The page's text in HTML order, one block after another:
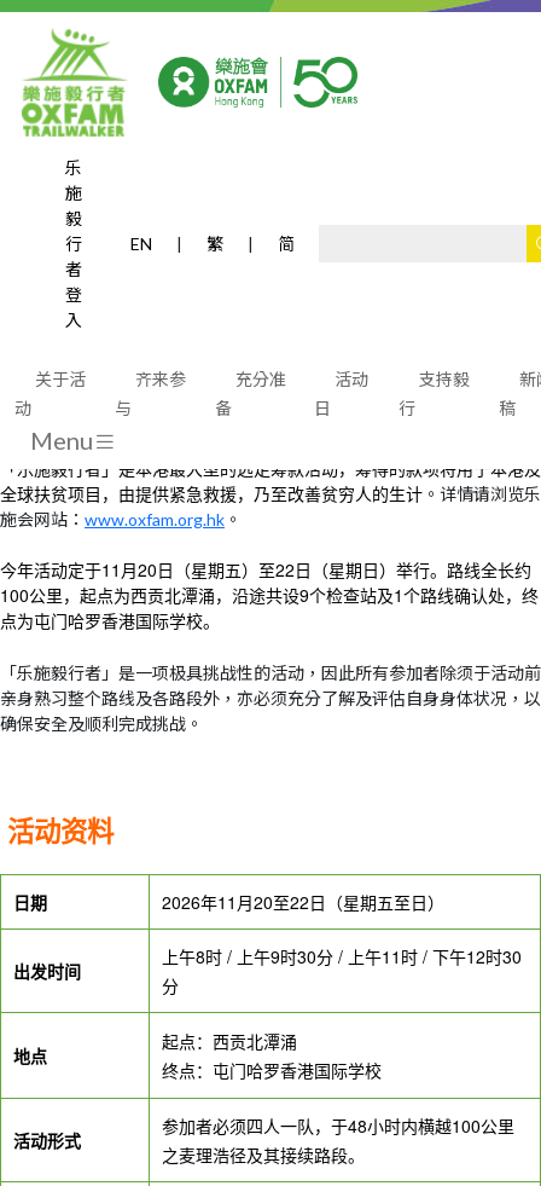
乐
施
毅
行
者
登
入
EN | 繁 | 简
关于活
动
齐来参
与
充分准
备
活动
日
支持毅
行
新
稿
Menu
活动资​​​​料 (100公
里)
「乐施毅行者」是本港最大型的远足筹款活动，筹得的款项将用于本港及
全球扶贫项目，由提供紧急救援， 乃至改善贫穷人的生计 。详情请浏览乐
施会网站： www.oxfam.org.hk 。
今年活动定于11月20日（星期五）至22日（星期日）举行。路线全长约
100公里，起点为西贡北潭涌，沿途共设9个检查站及1个路线确认处，终
点为屯门哈罗香港国际学校。
「乐施毅行者」是一项极具挑战性的活动，因此所有参加者除须于活动前
亲身熟习整个路线及各路段外，亦必须充分了解及评估自身身体状况，以
确保安全及顺利完成挑战。
活动资​​​​料
日期 2026年11月20至22日（星期五至日）
出发时间
上午8时 / 上午9时30分 / 上午11时 / 下午12时30
分
地点
起点：西贡北潭涌
终点：屯门哈罗香港国际学校
活动形式
参加者必须四人一队，于48小时内横越100公里
之麦理浩径及其接续路段。